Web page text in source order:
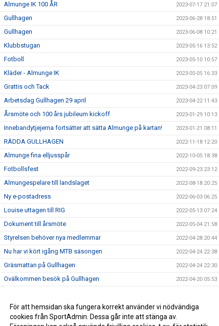
Almunge IK 100 ÅR 2023-07-17 21:07
Gullhagen 2023-06-28 18:51
Gullhagen 2023-06-08 10:21
Klubbstugan 2023-05-16 13:52
Fotboll 2023-05-10 10:57
Kläder - Almunge IK 2023-05-05 16:33
Grattis och Tack 2023-04-23 07:09
Arbetsdag Gullhagen 29 april 2023-04-22 11:43
Årsmöte och 100 års jubileum kickoff 2023-01-29 10:13
Innebandytjejerna fortsätter att sätta Almunge på kartan! 2023-01-21 08:11
RÄDDA GULLHAGEN 2022-11-18 12:20
Almunge fina elljusspår 2022-10-05 18:38
Fotbollsfest 2022-09-23 23:12
Almungespelare till landslaget 2022-08-18 20:25
Ny e-postadress 2022-06-03 06:25
Louise uttagen till RIG 2022-05-13 07:24
Dokument till årsmöte 2022-05-04 21:58
Styrelsen behöver nya medlemmar 2022-04-28 20:44
Nu har vi kört igång MTB säsongen 2022-04-24 22:38
Gräsmattan på Gullhagen 2022-04-24 22:30
Ovälkommen besök på Gullhagen 2022-04-20 05:53
Juni Söderström från Almunge IK till U19 landslagsläger! 2021-06-15 09:32
Nyklippt! 2021-06-14 09:34
För att hemsidan ska fungera korrekt använder vi nödvändiga
cookies från SportAdmin. Dessa går inte att stänga av.